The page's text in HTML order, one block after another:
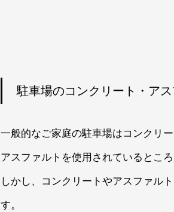
駐車場のコンクリート・アス
一般的なご家庭の駐車場はコンクリ
アスファルトを使用されているところ
しかし、コンクリートやアスファル
す。